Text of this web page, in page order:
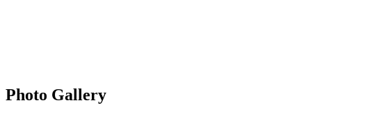
Photo Gallery